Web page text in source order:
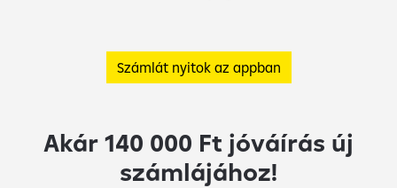
Számlát nyitok az appban
Akár 140 000 Ft jóváírás új
számlájához!